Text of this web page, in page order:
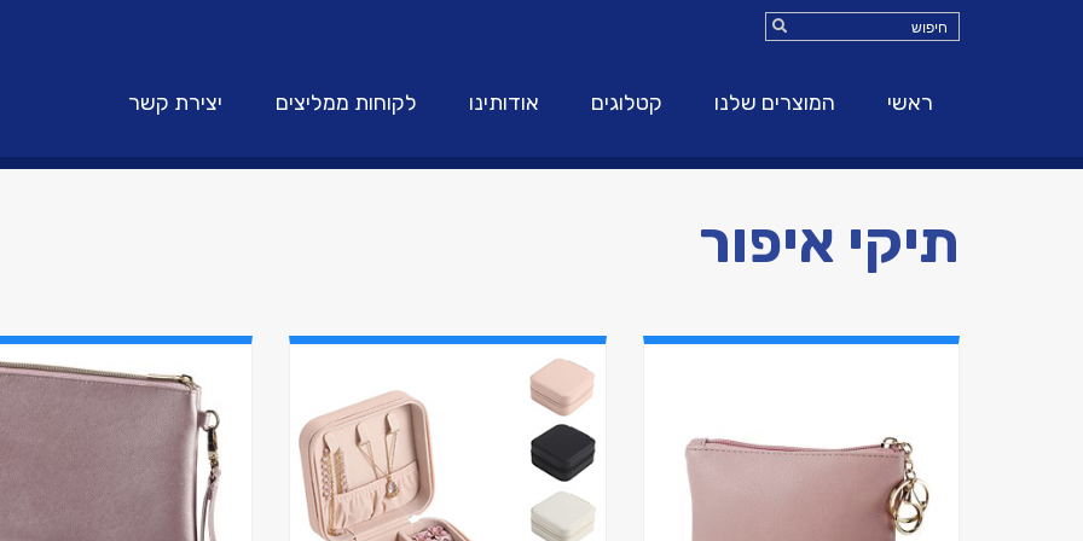
ראשי המוצרים שלנו קטלוגים אודותינו לקוחות ממליצים יצירת קשר
תיקי איפור